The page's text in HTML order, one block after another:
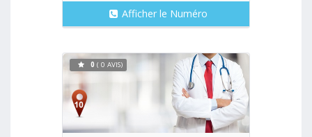
Afficher le Numéro
Voir
0 ( 0 AVIS)